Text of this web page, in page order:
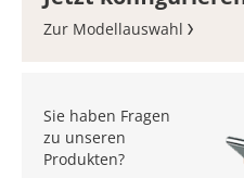
Zur Modellauswahl
Sie haben Fragen
zu unseren
Produkten?